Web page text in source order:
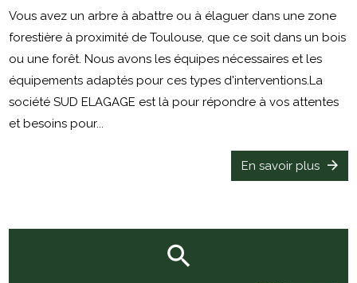
Vous avez un arbre à abattre ou à élaguer dans une zone
forestière à proximité de Toulouse, que ce soit dans un bois
ou une forêt. Nous avons les équipes nécessaires et les
équipements adaptés pour ces types d'interventions.La
société SUD ELAGAGE est là pour répondre à vos attentes
et besoins pour...
En savoir plus